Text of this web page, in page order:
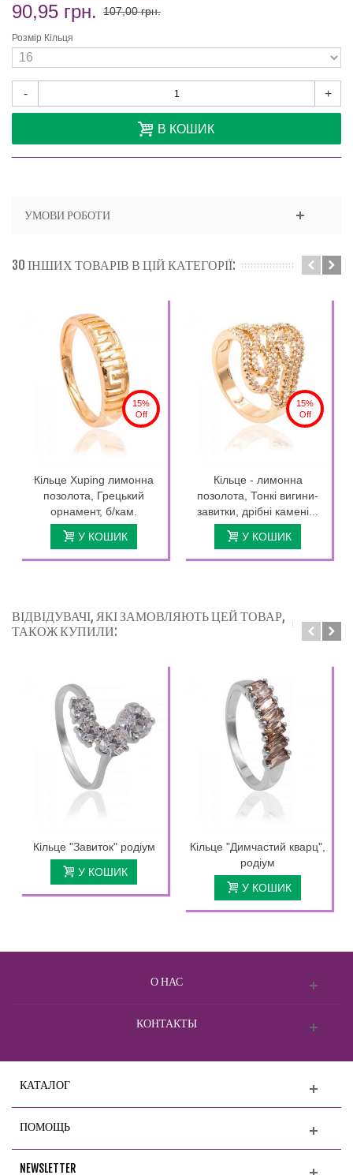
90,95 грн. 107,00 грн.
Розмір Кільця
- +
В КОШИК
УМОВИ РОБОТИ
30 ІНШИХ ТОВАРІВ В ЦІЙ КАТЕГОРІЇ:
15%
Off
Кільце Xuping лимонна
позолота, Грецький
орнамент, б/кам.
У КОШИК
15%
Off
Кільце - лимонна
позолота, Тонкі вигини-
завитки, дрібні камені...
У КОШИК
ВІДВІДУВАЧІ, ЯКІ ЗАМОВЛЯЮТЬ ЦЕЙ ТОВАР,
ТАКОЖ КУПИЛИ:
Кільце "Завиток" родіум
У КОШИК
Кільце "Димчастий кварц",
родіум
У КОШИК
О НАС
КОНТАКТЫ
КАТАЛОГ
ПОМОЩЬ
NEWSLETTER